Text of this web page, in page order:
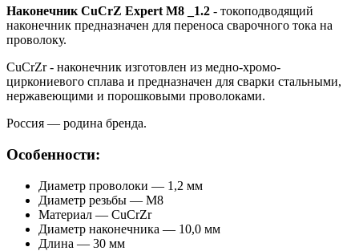
Наконечник CuCrZ Expert М8 _1.2 - токоподводящий
наконечник предназначен для переноса сварочного тока на
проволоку.
CuCrZr - наконечник изготовлен из медно-хромо-
циркониевого сплава и предназначен для сварки стальными,
нержавеющими и порошковыми проволоками.
Россия — родина бренда.
Особенности:
Диаметр проволоки — 1,2 мм
Диаметр резьбы — М8
Материал — CuCrZr
Диаметр наконечника — 10,0 мм
Длина — 30 мм